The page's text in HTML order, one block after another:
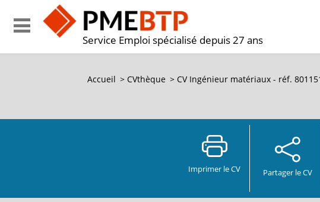
Service Emploi spécialisé depuis 27 ans
Accueil > CVthèque > CV Ingénieur matériaux - réf.
Imprimer le CV Partager le CV